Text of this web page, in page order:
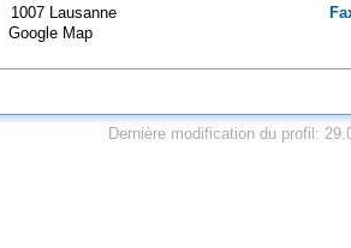
1007 Lausanne
Google Map
Dernière modification du profil: